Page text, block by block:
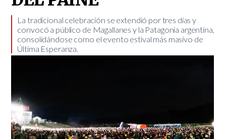
​La tradicional celebración se extendió por tres días y
convocó a público de Magallanes y la Patagonia argentina,
consolidándose como el evento estival más masivo de
Última Esperanza.